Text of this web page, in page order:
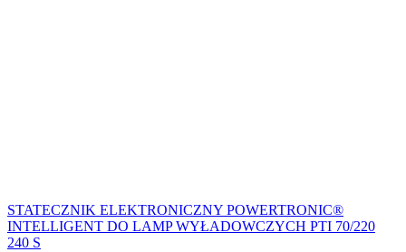
STATECZNIK ELEKTRONICZNY POWERTRONIC®
INTELLIGENT DO LAMP WYŁADOWCZYCH PTI 70/220
240 S